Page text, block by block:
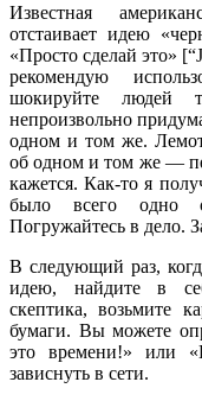
Известная
отстаивает идею
«Просто сделай это»
рекомендую
шокируйте людей
непроизвольно
одном и том же.
об одном и том же —
кажется. Как-то я
было всего одно
Погружайтесь в дело.
В следующий раз,
идею, найдите в
скептика, возьмите
бумаги. Вы можете
это времени!» или
зависнуть в сети.